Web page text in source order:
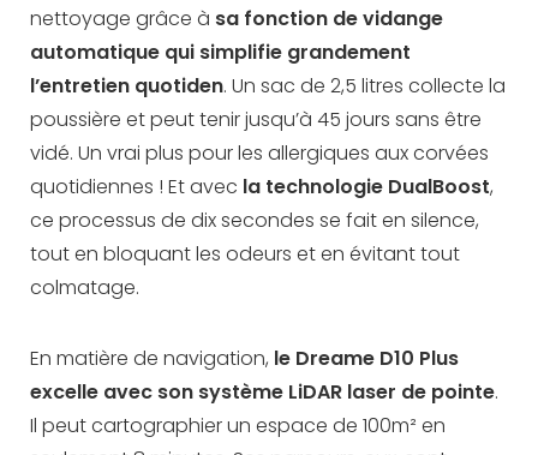
nettoyage grâce à sa fonction de vidange
automatique qui simplifie grandement
l’entretien quotiden. Un sac de 2,5 litres collecte la
poussière et peut tenir jusqu’à 45 jours sans être
vidé. Un vrai plus pour les allergiques aux corvées
quotidiennes ! Et avec la technologie DualBoost,
ce processus de dix secondes se fait en silence,
tout en bloquant les odeurs et en évitant tout
colmatage.
En matière de navigation, le Dreame D10 Plus
excelle avec son système LiDAR laser de pointe.
Il peut cartographier un espace de 100m² en